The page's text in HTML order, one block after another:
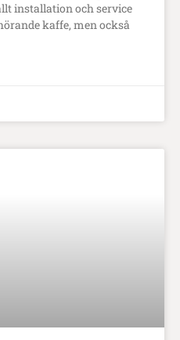
installation och service
kaffe, men också